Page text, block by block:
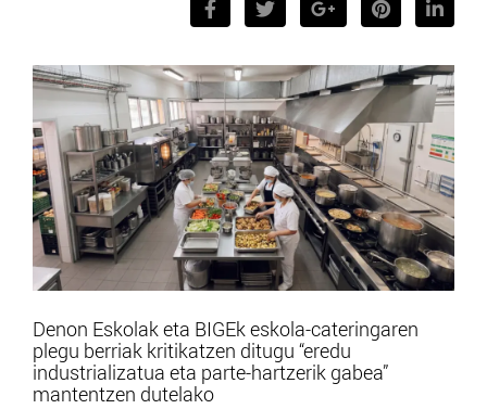
Denon Eskolak eta BIGEk eskola-cateringaren
plegu berriak kritikatzen ditugu “eredu
industrializatua eta parte-hartzerik gabea”
mantentzen dutelako